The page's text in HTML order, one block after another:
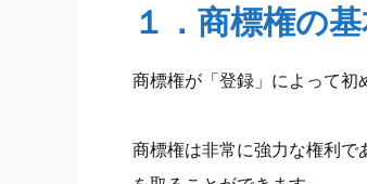
１．商標権の
商標権が「登録」によって初
商標権は非常に強力な権利で